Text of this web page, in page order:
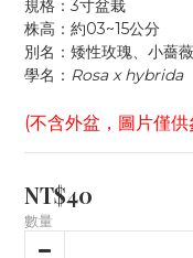
規格：3寸盆栽
株高：約03~15公分
別名：矮性玫瑰、小薔薇
學名： Rosa x hybrida
(不含外盆，圖片僅
NT$40
數量